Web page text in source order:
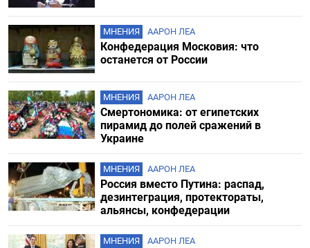
МНЕНИЯ ААРОН ЛЕА
Конфедерация Московия: что
останется от России
МНЕНИЯ ААРОН ЛЕА
Смертономика: от египетских
пирамид до полей сражений в
Украине
МНЕНИЯ ААРОН ЛЕА
Россия вместо Путина: распад,
дезинтеграция, протектораты,
альянсы, конфедерации
МНЕНИЯ ААРОН ЛЕА